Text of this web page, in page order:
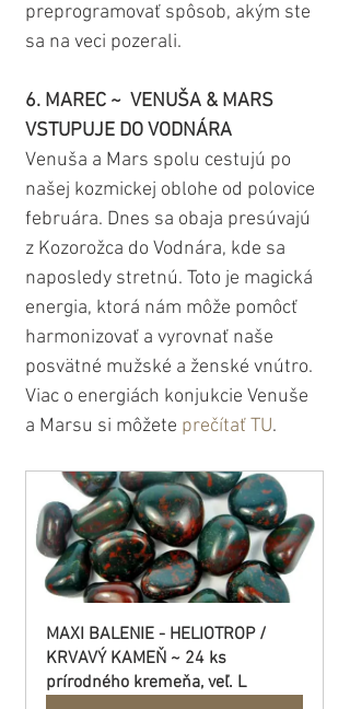
preprogramovať spôsob, akým ste
sa na veci pozerali.
6. MAREC ~  VENUŠA & MARS
VSTUPUJE DO VODNÁRA
Venuša a Mars spolu cestujú po
našej kozmickej oblohe od polovice
februára. Dnes sa obaja presúvajú
z Kozorožca do Vodnára, kde sa
naposledy stretnú. Toto je magická
energia, ktorá nám môže pomôcť
harmonizovať a vyrovnať naše
posvätné mužské a ženské vnútro.
Viac o energiách konjukcie Venuše
a Marsu si môžete prečítať TU.
MAXI BALENIE - HELIOTROP /
KRVAVÝ KAMEŇ ~ 24 ks
prírodného kremeňa, veľ. L